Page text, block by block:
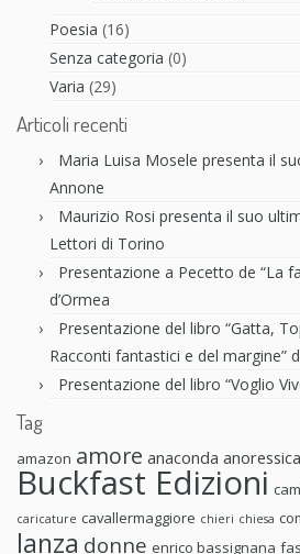
Poesia (16)
Senza categoria (0)
Varia (29)
Articoli recenti
Maria Luisa Mosele presenta il
Annone
Maurizio Rosi presenta il suo
Lettori di Torino
Presentazione a Pecetto de “La
d’Ormea
Presentazione del libro “Gatta,
Racconti fantastici e del margine”
Presentazione del libro “Voglio
Tag
amazon amore anaconda anoressica
Buckfast Edizioni
caricature cavallermaggiore chieri chiesa
lanza donne enrico bassignana